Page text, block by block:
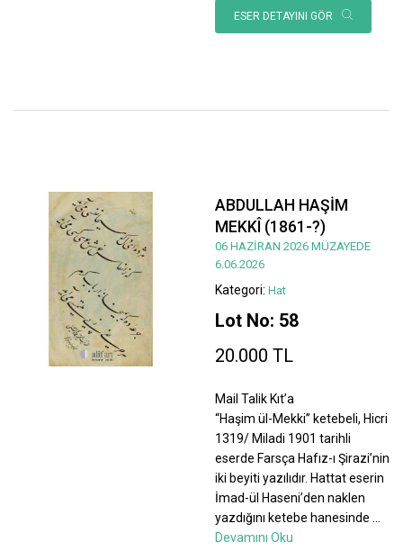
ESER DETAYINI GÖR
ABDULLAH HAŞİM
MEKKÎ (1861-?)
06 HAZİRAN 2026 MÜZAYEDE
6.06.2026
Kategori: Hat
Lot No: 58
20.000 TL
Mail Talik Kıt’a
“Haşim ül-Mekki” ketebeli, Hicri
1319/ Miladi 1901 tarihli
eserde Farsça Hafız-ı Şirazi’nin
iki beyiti yazılıdır. Hattat eserin
İmad-ül Haseni’den naklen
yazdığını ketebe hanesinde
Devamını Oku